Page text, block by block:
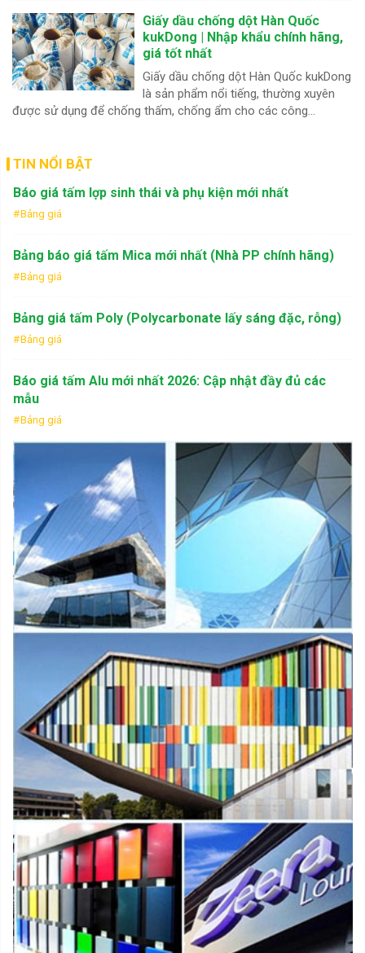
Giấy dầu chống dột Hàn Quốc
kukDong | Nhập khẩu chính hãng,
giá tốt nhất
Giấy dầu chống dột Hàn Quốc kukDong
là sản phẩm nổi tiếng, thường xuyên
được sử dụng để chống thấm, chống ẩm cho các công...
TIN NỔI BẬT
Báo giá tấm lợp sinh thái và phụ kiện mới nhất
Bảng giá
Bảng báo giá tấm Mica mới nhất (Nhà PP chính hãng)
Bảng giá
Bảng giá tấm Poly (Polycarbonate lấy sáng đặc, rỗng)
Bảng giá
Báo giá tấm Alu mới nhất 2026: Cập nhật đầy đủ các
mẫu
Bảng giá